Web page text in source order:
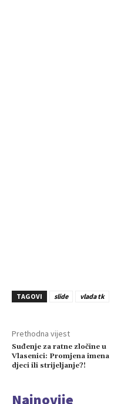
TAGOVI slide vlada tk
Prethodna vijest
Suđenje za ratne zločine u
Vlasenici: Promjena imena
djeci ili strijeljanje?!
Najnovije